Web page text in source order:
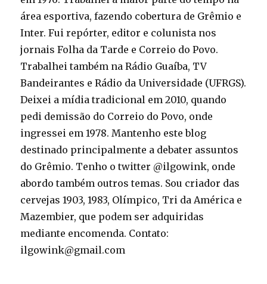
área esportiva, fazendo cobertura de Grêmio e
Inter. Fui repórter, editor e colunista nos
jornais Folha da Tarde e Correio do Povo.
Trabalhei também na Rádio Guaíba, TV
Bandeirantes e Rádio da Universidade (UFRGS).
Deixei a mídia tradicional em 2010, quando
pedi demissão do Correio do Povo, onde
ingressei em 1978. Mantenho este blog
destinado principalmente a debater assuntos
do Grêmio. Tenho o twitter @ilgowink, onde
abordo também outros temas. Sou criador das
cervejas 1903, 1983, Olímpico, Tri da América e
Mazembier, que podem ser adquiridas
mediante encomenda. Contato:
ilgowink@gmail.com